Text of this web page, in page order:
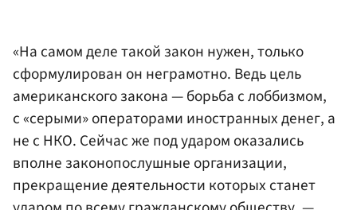
«На самом деле такой закон нужен, только
сформулирован он неграмотно. Ведь цель
американского закона — борьба с лоббизмом,
с «серыми» операторами иностранных денег, а
не с НКО. Сейчас же под ударом оказались
вполне законопослушные организации,
прекращение деятельности которых станет